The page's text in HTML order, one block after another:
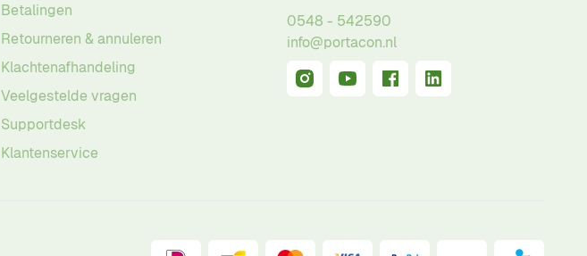
Betalingen
Retourneren & annuleren
Klachtenafhandeling
Veelgestelde vragen
Supportdesk
Klantenservice
0548 - 542590
info@portacon.nl